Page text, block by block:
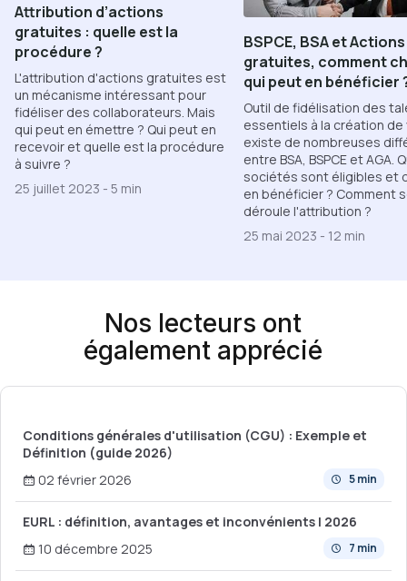
Attribution d’actions
gratuites : quelle est la
procédure ?
L'attribution d'actions gratuites est
un mécanisme intéressant pour
fidéliser des collaborateurs. Mais
qui peut en émettre ? Qui peut en
recevoir et quelle est la procédure
à suivre ?
25 juillet 2023 - 5 min
BSPCE, BSA et Actions
gratuites, comment
qui peut en bénéficier
Outil de fidélisation des
essentiels à la création de
existe de nombreuses
entre BSA, BSPCE et AGA.
sociétés sont éligibles et
en bénéficier ? Comment
déroule l'attribution ?
25 mai 2023 - 12 min
Nos lecteurs ont
également apprécié
Conditions générales d'utilisation (CGU) : Exemple et
Définition (guide 2026)
5 min
02 février 2026
EURL : définition, avantages et inconvénients | 2026
7 min
10 décembre 2025